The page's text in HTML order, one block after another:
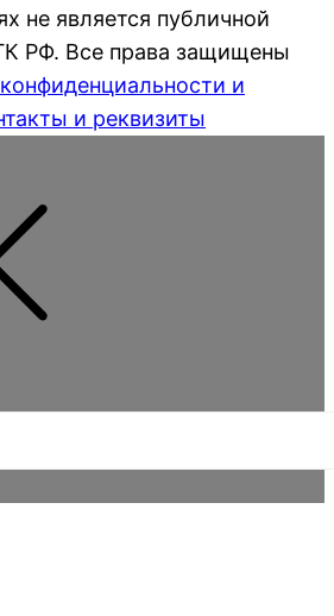
не является публичной
РФ. Все права защищены
и
и реквизиты